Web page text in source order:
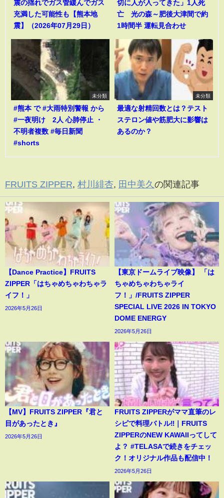
震の揺れでガス管緩んでガス
充満した可能性も【熊本地
震】（2026年07月29日）
切に人が入ってきた」1人死
亡 光の森～肥後大津間で約
1時間半 運転見合わせ
未分類
#熊本 で #大雨特別警報 から
#一夜明け 2人 心肺停止 ・
不明者複数 #毎日新聞
#shorts
未分類
最適な射精回数とは？テスト
ステロン値や筋肥大に影響は
あるのか？
FRUITS ZIPPER, 村川緋杏, 田中美久 の関連記事
【Dance Practice】FRUITS
ZIPPER「はちゃめちゃわちゃラ
イフ！」
2026年5月26日
【東京ドームライブ映像】 「は
ちゃめちゃわちゃライ
フ！」/FRUITS ZIPPER
SPECIAL LIVE 2026 IN TOKYO
DOME ENERGY
2026年5月26日
【MV】FRUITS ZIPPER『君と
目があったとき』
2026年5月26日
FRUITS ZIPPERがママ直筆のレ
シピで料理バトル‼｜FRUITS
ZIPPERのNEW KAWAIIってして
よ？ #TELASAで続きをチェッ
ク！オリジナル作品も配信中！
2026年5月26日